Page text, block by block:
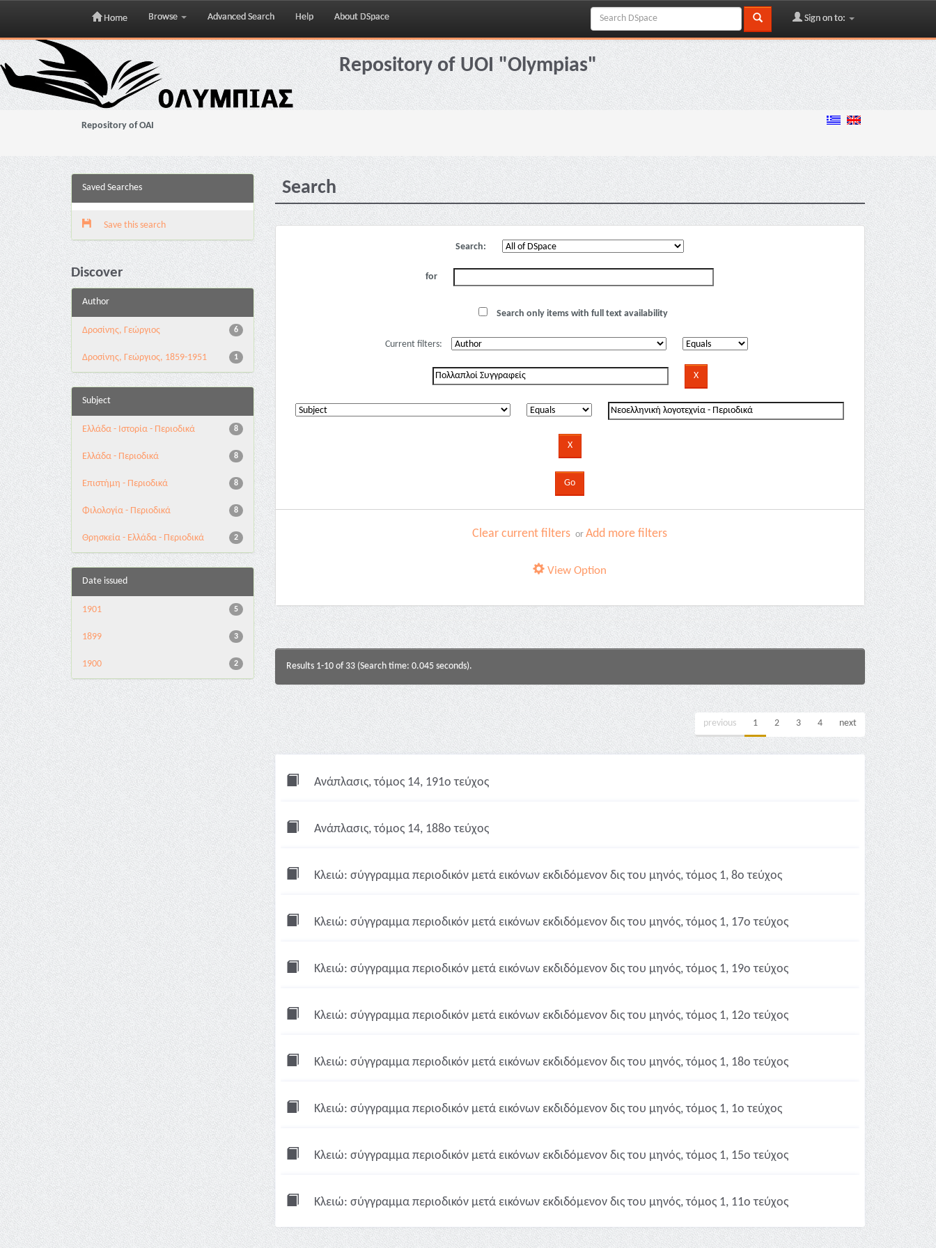
Skip
navigation
Home Browse Advanced Search Help About DSpace Sign on to:
Repository of UOI "Olympias"
Repository of OAI
Saved Searches
Save this search
Discover
Author
6
Δροσίνης, Γεώργιος
1
Δροσίνης, Γεώργιος, 1859-1951
Subject
8
Ελλάδα - Ιστορία - Περιοδικά
8
Ελλάδα - Περιοδικά
8
Επιστήμη - Περιοδικά
8
Φιλολογία - Περιοδικά
2
Θρησκεία - Ελλάδα - Περιοδικά
Date issued
5
1901
3
1899
2
1900
Search
Search:
for
Search only items with full text availability
Current filters:
Clear current filters orAdd more filters
View Option
Results 1-10 of 33 (Search time: 0.045 seconds).
previous 1 2 3 4 next
Ανάπλασις, τόμος 14, 191ο τεύχος
Ανάπλασις, τόμος 14, 188ο τεύχος
Κλειώ: σύγγραμμα περιοδικόν μετά εικόνων εκδιδόμενον δις του μηνός, τόμος 1, 8ο τεύχος
Κλειώ: σύγγραμμα περιοδικόν μετά εικόνων εκδιδόμενον δις του μηνός, τόμος 1, 17ο τεύχος
Κλειώ: σύγγραμμα περιοδικόν μετά εικόνων εκδιδόμενον δις του μηνός, τόμος 1, 19ο τεύχος
Κλειώ: σύγγραμμα περιοδικόν μετά εικόνων εκδιδόμενον δις του μηνός, τόμος 1, 12ο τεύχος
Κλειώ: σύγγραμμα περιοδικόν μετά εικόνων εκδιδόμενον δις του μηνός, τόμος 1, 18ο τεύχος
Κλειώ: σύγγραμμα περιοδικόν μετά εικόνων εκδιδόμενον δις του μηνός, τόμος 1, 1ο τεύχος
Κλειώ: σύγγραμμα περιοδικόν μετά εικόνων εκδιδόμενον δις του μηνός, τόμος 1, 15ο τεύχος
Κλειώ: σύγγραμμα περιοδικόν μετά εικόνων εκδιδόμενον δις του μηνός, τόμος 1, 11ο τεύχος